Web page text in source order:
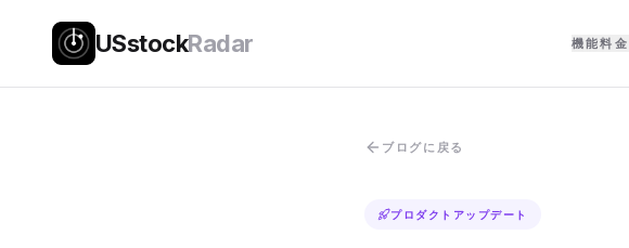
USstockRadar 機能料金
ブログに戻る
プロダクトアップデート